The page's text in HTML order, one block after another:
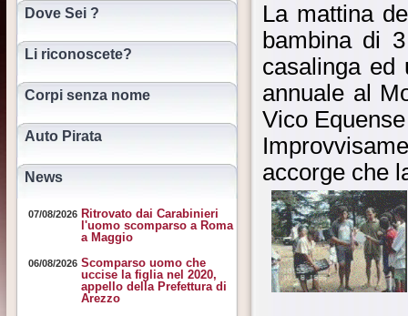
Dove Sei ?
Li riconoscete?
Corpi senza nome
Auto Pirata
News
07/08/2026 Ritrovato dai Carabinieri
l'uomo scomparso a Roma
a Maggio
06/08/2026 Scomparso uomo che
uccise la figlia nel 2020,
appello della Prefettura di
Arezzo
La mattina
bambina di
casalinga ed
annuale al
Vico
accorge che